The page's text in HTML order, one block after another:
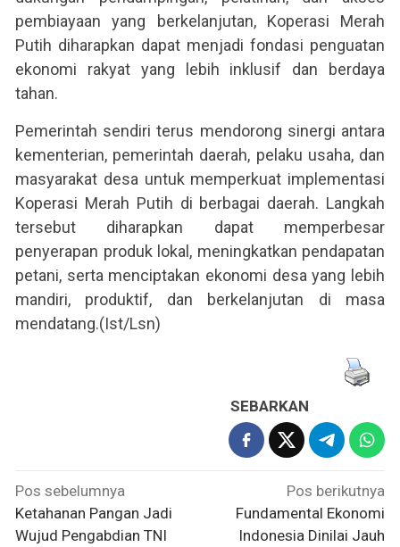
pembiayaan yang berkelanjutan, Koperasi Merah
Putih diharapkan dapat menjadi fondasi penguatan
ekonomi rakyat yang lebih inklusif dan berdaya
tahan.
Pemerintah sendiri terus mendorong sinergi antara
kementerian, pemerintah daerah, pelaku usaha, dan
masyarakat desa untuk memperkuat implementasi
Koperasi Merah Putih di berbagai daerah. Langkah
tersebut diharapkan dapat memperbesar
penyerapan produk lokal, meningkatkan pendapatan
petani, serta menciptakan ekonomi desa yang lebih
mandiri, produktif, dan berkelanjutan di masa
mendatang.(Ist/Lsn)
SEBARKAN
Navigasi
pos
Pos sebelumnya
Ketahanan Pangan Jadi
Wujud Pengabdian TNI
Pos berikutnya
Fundamental Ekonomi
Indonesia Dinilai Jauh